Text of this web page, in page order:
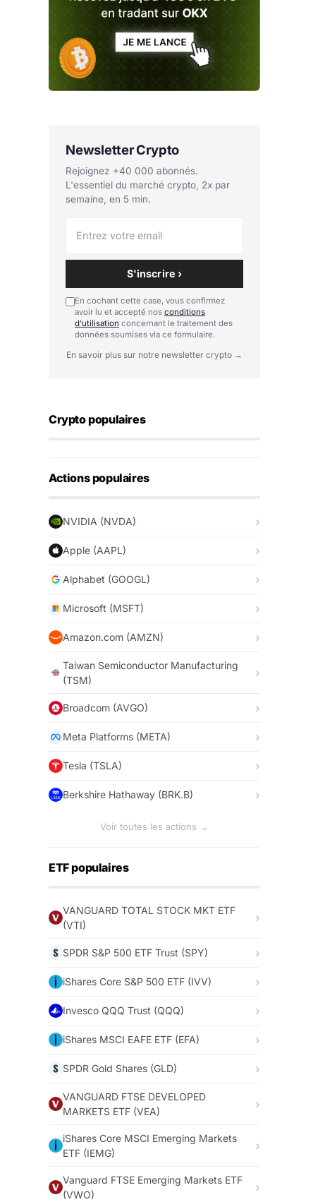
Newsletter Crypto
Rejoignez +40 000 abonnés.
L'essentiel du marché crypto, 2x par
semaine, en 5 min.
S'inscrire ›
En cochant cette case, vous confirmez
avoir lu et accepté nos conditions
d'utilisation concernant le traitement des
données soumises via ce formulaire.
En savoir plus sur notre newsletter crypto →
Crypto populaires
Actions populaires
NVIDIA (NVDA)
Apple (AAPL)
Alphabet (GOOGL)
Microsoft (MSFT)
Amazon.com (AMZN)
Taiwan Semiconductor Manufacturing
(TSM)
Broadcom (AVGO)
Meta Platforms (META)
Tesla (TSLA)
Berkshire Hathaway (BRK.B)
Voir toutes les actions →
ETF populaires
VANGUARD TOTAL STOCK MKT ETF
(VTI)
SPDR S&P 500 ETF Trust (SPY)
iShares Core S&P 500 ETF (IVV)
Invesco QQQ Trust (QQQ)
iShares MSCI EAFE ETF (EFA)
SPDR Gold Shares (GLD)
VANGUARD FTSE DEVELOPED
MARKETS ETF (VEA)
iShares Core MSCI Emerging Markets
ETF (IEMG)
Vanguard FTSE Emerging Markets ETF
(VWO)